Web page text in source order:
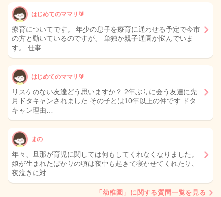
はじめてのママリ🔰
療育についてです。 年少の息子を療育に通わせる予定で今市
の方と動いているのですが、 単独か親子通園か悩んでいま
す。 仕事…
はじめてのママリ🔰
リスケのない友達どう思いますか？ 2年ぶりに会う友達に先
月ドタキャンされました その子とは10年以上の仲です ドタ
キャン理由…
まの
年々、旦那が育児に関しては何もしてくれなくなりました。
娘が生まれたばかりの頃は夜中も起きて寝かせてくれたり、
夜泣きに対…
「幼稚園」に関する質問一覧を見る